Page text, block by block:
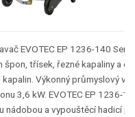
EVOTEC EP 1236-140
špon, třísek, řezné kapaliny a
Výkonný průmyslový
3,6 kW. EVOTEC EP 1236-
nádobou a vypouštěcí hadicí